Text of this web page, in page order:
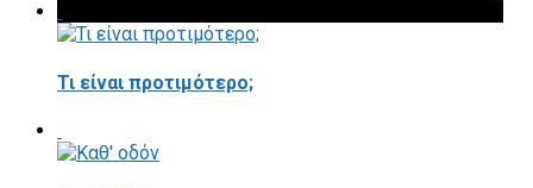
Τι είναι προτιμότερο;